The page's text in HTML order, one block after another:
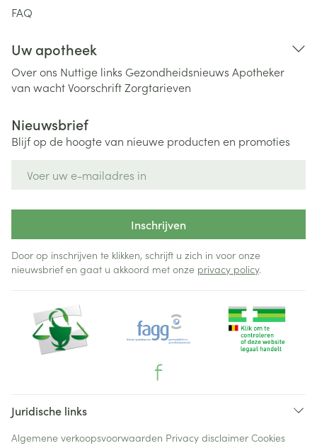
FAQ
Uw apotheek
Over ons Nuttige links Gezondheidsnieuws Apotheker
van wachtVoorschriftZorgtarieven
Nieuwsbrief
Blijf op de hoogte van nieuwe producten en promoties
Inschrijven
Door op inschrijven te klikken, schrijft u zich in voor onze
nieuwsbrief en gaat u akkoord met onze privacy policy.
Juridische links
Algemene verkoopsvoorwaarden Privacy disclaimer Cookies